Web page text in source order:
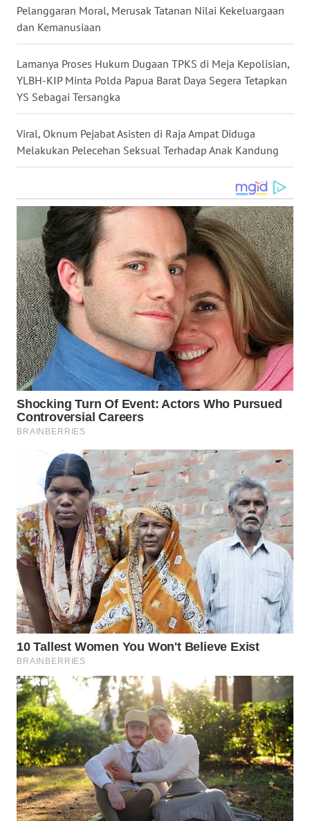
Pelanggaran Moral, Merusak Tatanan Nilai Kekeluargaan
dan Kemanusiaan
Lamanya Proses Hukum Dugaan TPKS di Meja Kepolisian,
YLBH-KIP Minta Polda Papua Barat Daya Segera Tetapkan
YS Sebagai Tersangka
Viral, Oknum Pejabat Asisten di Raja Ampat Diduga
Melakukan Pelecehan Seksual Terhadap Anak Kandung
WN
NUSANTARA
WN
JOGJA
JATIM
WN
WN
KALBAR
WN
KALTENG
WN
KALTARA
WN
KALSEL
WN
WN
SULSEL
WN
GORONTALO
WN
SULUT
WN
MALUKU
WN
MALUT
WN
DAIRI
WN
DANAU
TOBA